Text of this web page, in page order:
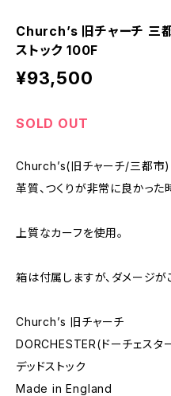
Church’s 旧チャーチ 三
ストック 100F
¥93,500
SOLD OUT
Church’s(旧チャーチ/三都市)
革質、つくりが非常に良かった
上質なカーフを使用。
箱は付属しますが、ダメージが
Church’s 旧チャーチ
DORCHESTER(ドーチェスタ
デッドストック
Made in England